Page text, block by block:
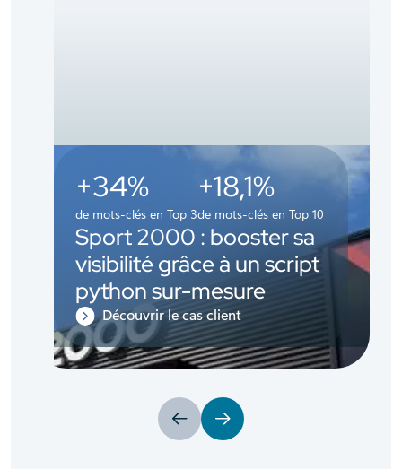
+34%
de mots-clés en Top 3
+18,1%
de mots-clés en Top 10
Sport 2000 : booster sa
visibilité grâce à un script
python sur-mesure
Découvrir le cas client
PrécédentSuivant